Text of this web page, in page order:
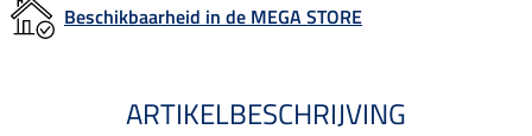
Beschikbaarheid in de MEGA STORE
ARTIKELBESCHRIJVING